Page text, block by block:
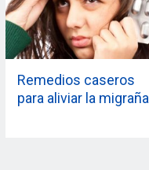
Remedios caseros
para aliviar la migraña